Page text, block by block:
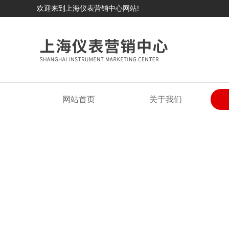
欢迎来到上海仪表营销中心网站!
网站首页 关于我们